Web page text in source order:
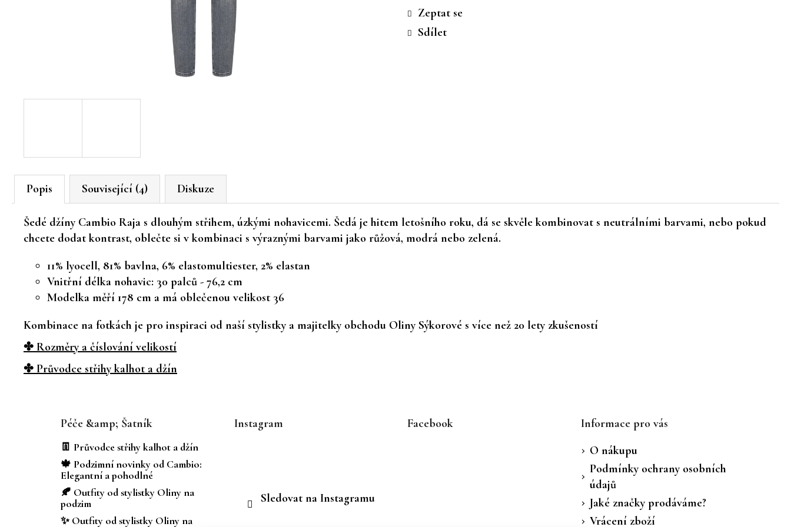
cena:Zeptat se
Sdílet
Popis Související (4) Diskuze
Šedé džíny Cambio Raja s dlouhým střihem, úzkými nohavicemi. Šedá je hitem letošního roku, dá se skvěle kombinovat s neutrálními barvami, nebo pokud
chcete dodat kontrast, oblečte si v kombinaci s výraznými barvami jako růžová, modrá nebo zelená.
11% lyocell, 81% bavlna, 6% elastomultiester, 2% elastan
Vnitřní délka nohavic: 30 palců - 76,2 cm
Modelka měří 178 cm a má oblečenou velikost 36
Kombinace na fotkách je pro inspiraci od naší stylistky a majitelky obchodu Oliny Sýkorové s více než 20 lety zkušeností
✤ Rozměry a číslování velikostí
✤ Průvodce střihy kalhot a džín
Péče &amp; Šatník
👖 Průvodce střihy kalhot a džín
🍁 Podzimní novinky od Cambio:
Elegantní a pohodlné
🍂 Outfity od stylistky Oliny na
podzim
✨ Outfity od stylistky Oliny na
Instagram
Sledovat na Instagramu
Facebook
Informace pro vás
O nákupu
Podmínky ochrany osobních
údajů
Jaké značky prodáváme?
Vrácení zboží